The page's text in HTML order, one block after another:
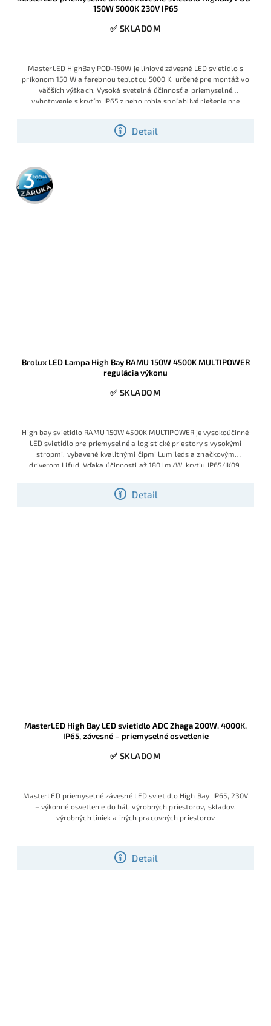
150W 5000K 230V IP65
✅ SKLADOM
Detail
MasterLED HighBay POD-150W je líniové závesné LED svietidlo s
príkonom 150 W a farebnou teplotou 5000 K, určené pre montáž vo
väčších výškach. Vysoká svetelná účinnosť a priemyselné
vyhotovenie s krytím IP65 z neho robia spoľahlivé riešenie pre
3 roky
záruka
Brolux LED Lampa High Bay RAMU 150W 4500K MULTIPOWER
regulácia výkonu
✅ SKLADOM
Detail
High bay svietidlo RAMU 150W 4500K MULTIPOWER je vysokoúčinné
LED svietidlo pre priemyselné a logistické priestory s vysokými
stropmi, vybavené kvalitnými čipmi Lumileds a značkovým
driverom Lifud. Vďaka účinnosti až 180 lm/W, krytiu IP65/IK09,
výkonu 85/115/150 W ponúka mimoriadne úspornú a spoľahlivú
náhradu za výbojkové svietidlá.
MasterLED High Bay LED svietidlo ADC Zhaga 200W, 4000K,
IP65, závesné – priemyselné osvetlenie
✅ SKLADOM
Detail
MasterLED priemyselné závesné LED svietidlo High Bay IP65, 230V
– výkonné osvetlenie do hál, výrobných priestorov, skladov,
výrobných liniek a iných pracovných priestorov